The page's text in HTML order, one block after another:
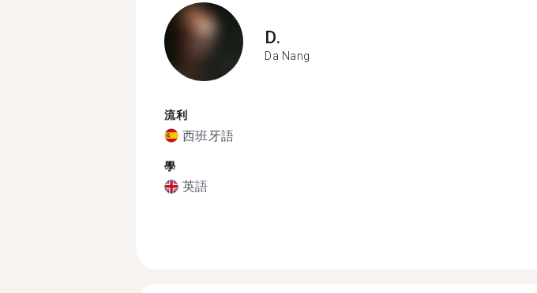
D.
Da Nang
流利
西班牙語
學
英語